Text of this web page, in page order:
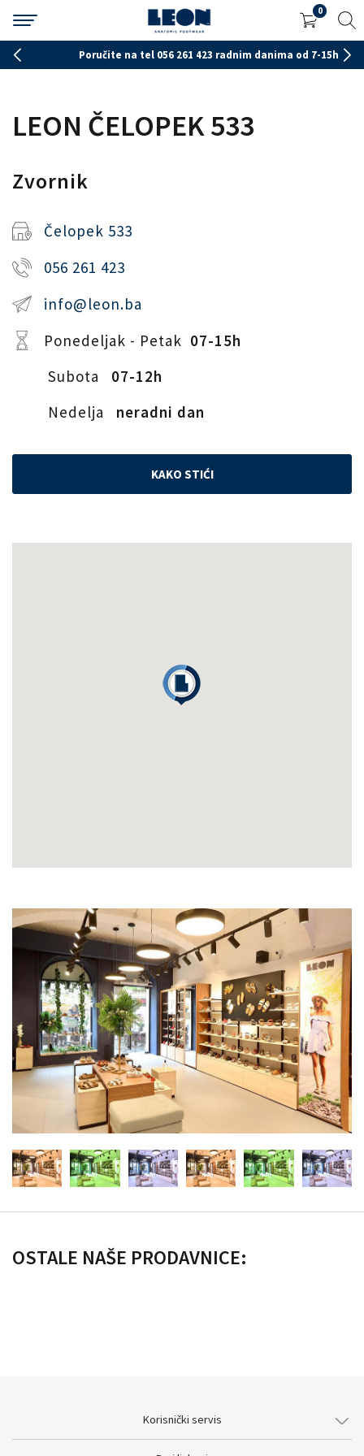
0
Poručite na tel 056 261 423 radnim danima od 7-15h
LEON ČELOPEK 533
Zvornik
Čelopek 533
056 261 423
info@leon.ba
Ponedeljak - Petak 07-15h
Subota
07-12h
Nedelja
neradni dan
KAKO STIĆI
OSTALE NAŠE PRODAVNICE:
Korisnički servis